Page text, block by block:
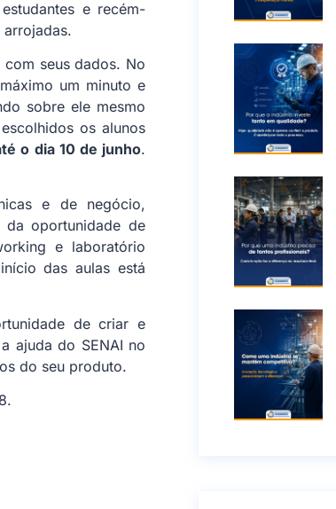
e recém-
seus dados. No
um minuto e
sobre ele mesmo
os alunos
o dia 10 de junho.
e de negócio,
oportunidade de
e laboratório
das aulas está
de criar e
ajuda do SENAI no
do seu produto.